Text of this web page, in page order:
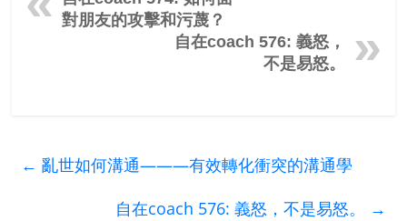
對朋友的攻擊和污蔑？
自在coach 576: 義怒，
不是易怒。
← 亂世如何溝通———有效轉化衝突的溝通學
自在coach 576: 義怒，不是易怒。
→